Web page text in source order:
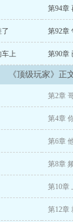
月之后，心灰意冷
生放弃出国深造
大跌眼镜。
有人钦佩他的气
得去追回来。
第94章
第92章
上 第90章
《顶级玩家》正
第2章
第4章
第6章
第8章
第10章
第12章